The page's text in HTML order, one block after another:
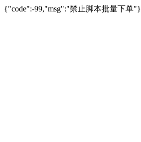
{"code":-99,"msg":"禁止脚本批量下单"}